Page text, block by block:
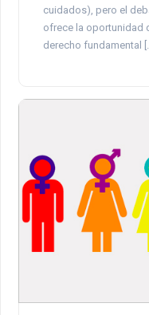
cuidados), pero el
ofrece la oportunidad
derecho fundamental